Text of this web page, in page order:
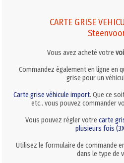
CARTE GRISE
Vous avez acheté votre
Commandez également en ligne en
grise pour un
Carte grise véhicule import. Que ce
etc.. vous pouvez commander
Vous pouvez régler votrecarte
plusieurs fois
Utilisez le formulaire de commande
dans le type de